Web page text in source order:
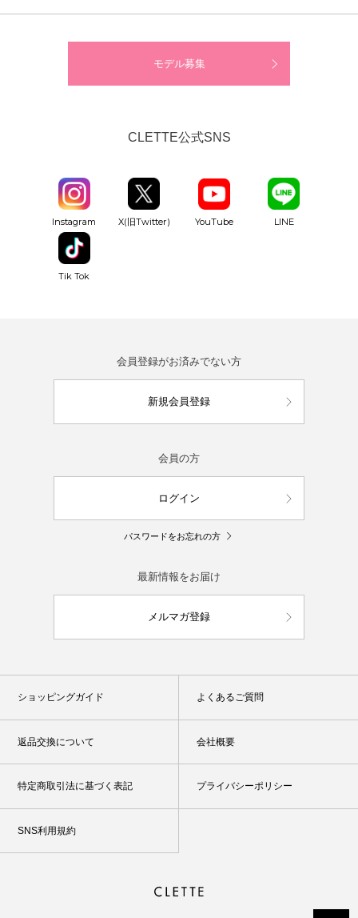
モデル募集
CLETTE公式SNS
Instagram X(旧Twitter) YouTube LINE
Tik Tok
会員登録がお済みでない方
新規会員登録
会員の方
ログイン
パスワードをお忘れの方
最新情報をお届け
メルマガ登録
ショッピングガイド よくあるご質問
返品交換について 会社概要
特定商取引法に基づく表記 プライバシーポリシー
SNS利用規約